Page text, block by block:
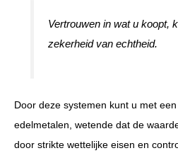
Vertrouwen in wat u koopt,
zekerheid van echtheid.
Door deze systemen kunt u met
edelmetalen, wetende dat de
door strikte wettelijke eisen en